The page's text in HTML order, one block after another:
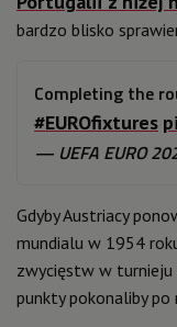
bardzo blisko
Completing the
#EUROfixtures
— UEFA EURO
Gdyby Austriacy
mundialu w 1954
zwycięstw w
punkty pokonaliby